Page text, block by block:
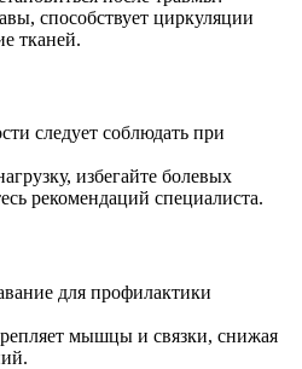
способствует циркуляции
тканей.
следует соблюдать при
избегайте болевых
рекомендаций специалиста.
для профилактики
мышцы и связки, снижая